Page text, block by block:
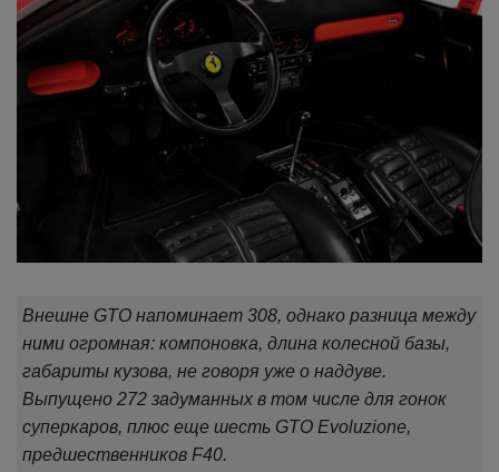
Внешне GTO напоминает 308, однако разница между
ними огромная: компоновка, длина колесной базы,
габариты кузова, не говоря уже о наддуве.
Выпущено 272 задуманных в том числе для гонок
суперкаров, плюс еще шесть GTO Evoluzione,
предшественников F40.